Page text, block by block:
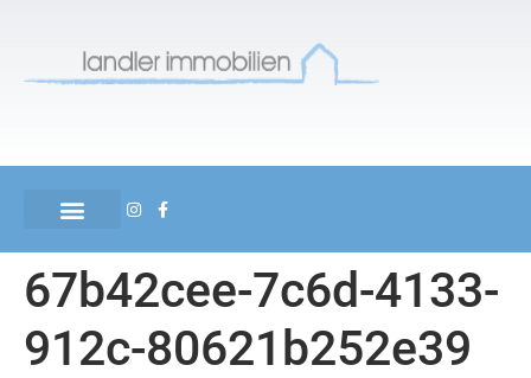
67b42cee-7c6d-4133-
912c-80621b252e39